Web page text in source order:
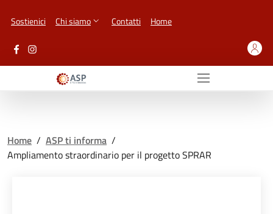
Sostienici Chi siamo Contatti Home
Home / ASP ti informa /
Ampliamento straordinario per il progetto SPRAR